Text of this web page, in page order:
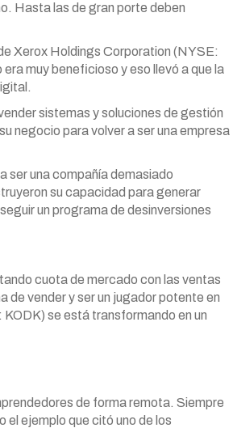
Hasta las de gran porte deben
Xerox Holdings Corporation (NYSE:
muy beneficioso y eso llevó a que la
sistemas y soluciones de gestión
negocio para volver a ser una empresa
ser una compañía demasiado
su capacidad para generar
un programa de desinversiones
cuota de mercado con las ventas
de vender y ser un jugador potente en
se está transformando en un
de forma remota. Siempre
ejemplo que citó uno de los